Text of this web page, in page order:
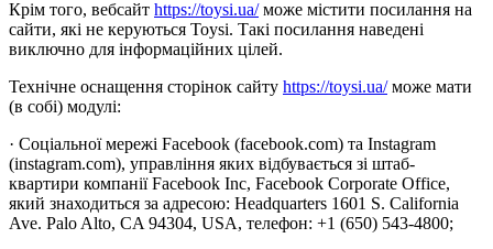
Крім того, вебсайт https://toysi.ua/може містити посилання на
сайти, які не керуються Toysi. Такі посилання наведені
виключно для інформаційних цілей.
Технічне оснащення сторінок сайту https://toysi.ua/може мати
(в собі) модулі:
· Соціальної мережі Facebook (facebook.com) та Instagram
(instagram.com), управління яких відбувається зі штаб-
квартири компанії Facebook Inc, Facebook Corporate Office,
який знаходиться за адресою: Headquarters 1601 S. California
Ave. Palo Alto, CA 94304, USA, телефон: +1 (650) 543-4800;